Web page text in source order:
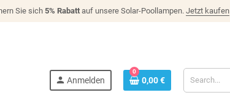
Sie sich5% Rabatt auf unsere Solar-Poollampen. Jetzt kaufen
person Anmelden
0
0,00 €